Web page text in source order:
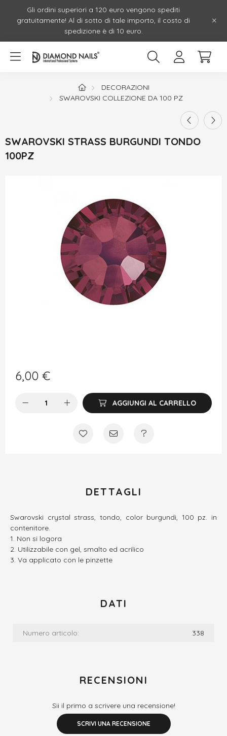
Gli ordini superiori a 120 euro vengono spediti
gratuitamente! Al di sotto di tale importo, il costo di
spedizione è di 10 euro.
DECORAZIONI
SWAROVSKI COLLEZIONE DA 100 PZ
SWAROVSKI STRASS BURGUNDI TONDO
100PZ
6,00 €
AGGIUNGI AL CARRELLO
DETTAGLI
Swarovski crystal strass, tondo, color burgundi, 100 pz. in
contenitore.
Non si logora
Utilizzabile con gel, smalto ed acrilico
Va applicato con le pinzette
DATI
Numero articolo: 338
RECENSIONI
Sii il primo a scrivere una recensione!
SCRIVI UNA RECENSIONE